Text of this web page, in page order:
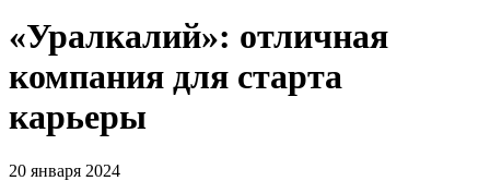
«Уралкалий»: отличная
компания для старта
карьеры
20 января 2024